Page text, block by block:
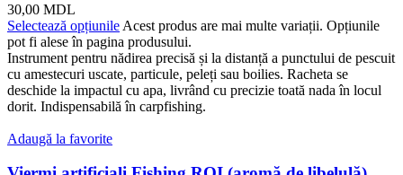
30,00 MDL
Selectează opțiunile Acest produs are mai multe variații. Opțiunile
pot fi alese în pagina produsului.
Instrument pentru nădirea precisă și la distanță a punctului de pescuit
cu amestecuri uscate, particule, peleți sau boilies. Racheta se
deschide la impactul cu apa, livrând cu precizie toată nada în locul
dorit. Indispensabilă în carpfishing.
Adaugă la favorite